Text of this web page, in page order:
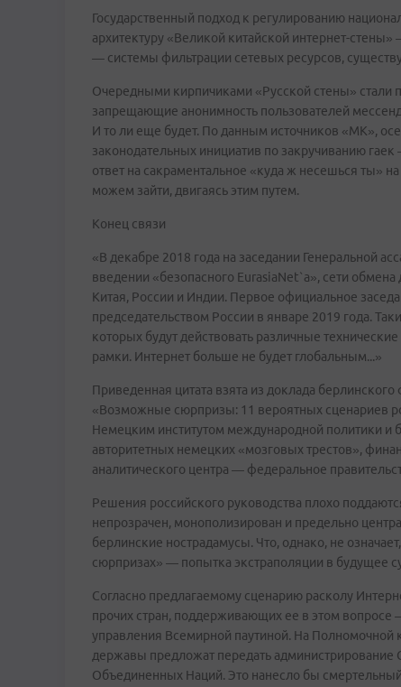
Государственный подход к регулированию
архитектуру «Великой китайской интернет-
— системы фильтрации сетевых ресурсов,
Очередными кирпичиками «Русской стены» стали
запрещающие анонимность пользователей
И то ли еще будет. По данным источников «МК»,
законодательных инициатив по закручиванию
ответ на сакраментальное «куда ж несешься ты»
можем зайти, двигаясь этим путем.
Конец связи
«В декабре 2018 года на заседании Генеральной
введении «безопасного EurasiaNet`а», сети
Китая, России и Индии. Первое официальное
председательством России в январе 2019 года.
которых будут действовать различные
рамки. Интернет больше не будет глобальным...»
Приведенная цитата взята из доклада
«Возможные сюрпризы: 11 вероятных сценариев
Немецким институтом международной политики
авторитетных немецких «мозговых трестов»,
аналитического центра — федеральное
Решения российского руководства плохо
непрозрачен, монополизирован и предельно
берлинские нострадамусы. Что, однако, не
сюрпризах» — попытка экстраполяции в будущее
Согласно предлагаемому сценарию расколу
прочих стран, поддерживающих ее в этом
управления Всемирной паутиной. На
державы предложат передать администрирование
Объединенных Наций. Это нанесло бы